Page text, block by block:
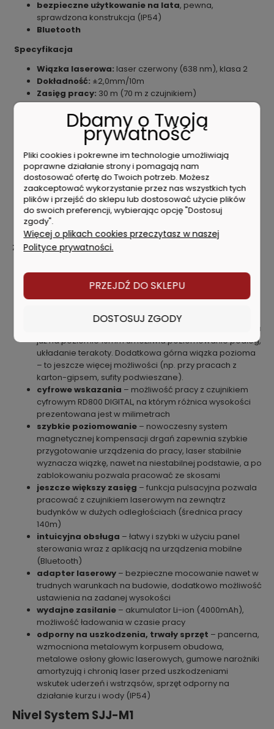
bezpieczne użytkowanie na lata, pewna,
sprawdzona konstrukcja (IP54)
Bluetooth
Specyfikacja
Wiązka laserowa: laser czerwony (638 nm), klasa 2
Dokładność: ±2,0mm/10m
Zasięg pracy: 30 m (70 m z czujnikiem)
Bluetooth:Tak
Pochylenie płaszczyzn:Tak
Zakres samopoziomowania:±3.0°
Generowane płaszczyzny: 2 x poziomo (360°), 2 x
pionowo (360°)
Mocowanie na statywie:1/4″, 5/8″
Zasilanie:Li-ion 3,7V (4000mAh)
Klasa odporności:IP54
Zakres temperatury pracy:-10°C do +50°C
Wymiary:148 x 90 x 151 mm
Waga:
920g
Zastosowanie
wiązka czerwonego lasera, sprzęt umożliwia pracę z
dokładnością ±2 mm/10 m
płaszczyzny laserowe (360°), kontrola prac
budowlanych w zakresie 4 osi (4D), dolna wiązka lasera
już na poziomie 19mm umożliwia poziomowanie podłóg,
układanie terakoty. Dodatkowa górna wiązka pozioma
– to jeszcze więcej możliwości (np. przy pracach z
karton-gipsem, sufity podwieszane).
cyfrowe wskazania – możliwość pracy z czujnikiem
cyfrowym RD800 DIGITAL, na którym różnica wysokości
prezentowana jest w milimetrach
szybkie poziomowanie – nowoczesny system
magnetycznej kompensacji drgań zapewnia szybkie
przygotowanie urządzenia do pracy, laser stabilnie
wyznacza wiązkę, nawet na niestabilnej podstawie, a po
zablokowaniu pozwala pracować ze skosami
jeszcze większy zasięg – funkcja pulsacyjna pozwala
pracować z czujnikiem laserowym na zewnątrz
budynków w dużych odległościach (średnica pracy
140m)
intuicyjna obsługa – łatwy i szybki w użyciu panel
sterowania wraz z aplikacją na urządzenia mobilne
(Bluetooth)
adapter laserowy – bezpieczne mocowanie nawet w
trudnych warunkach na budowie, dodatkowo możliwość
ustawienia na zadanej wysokości
wydajne zasilanie – akumulator Li-ion (4000mAh),
możliwość ładowania w czasie pracy
odporny na uszkodzenia, trwały sprzęt – pancerna,
wzmocniona metalowym korpusem obudowa,
metalowe osłony głowic laserowych, gumowe narożniki
amortyzują i chronią laser przed uszkodzeniami
wskutek uderzeń i wstrząsów, sprzęt odporny na
działanie kurzu i wody (IP54)
Nivel System SJJ-M1
Dbamy o Twoją
prywatność
Pliki cookies i pokrewne im technologie umożliwiają
poprawne działanie strony i pomagają nam
dostosować ofertę do Twoich potrzeb. Możesz
zaakceptować wykorzystanie przez nas wszystkich tych
plików i przejść do sklepu lub dostosować użycie plików
do swoich preferencji, wybierając opcję "Dostosuj
zgody".
Więcej o plikach cookies przeczytasz w naszej
Polityce prywatności.
PRZEJDŹ DO SKLEPU
DOSTOSUJ ZGODY